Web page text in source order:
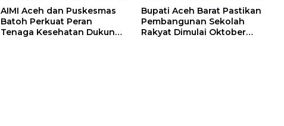
AIMI Aceh dan Puskesmas
Batoh Perkuat Peran
Tenaga Kesehatan Dukung
Bupati Aceh Barat Pastikan
Pembangunan Sekolah
Rakyat Dimulai Oktober